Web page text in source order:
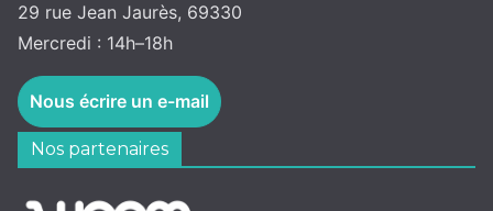
29 rue Jean Jaurès, 69330
Mercredi : 14h–18h
Nous écrire un e-mail
Nos partenaires